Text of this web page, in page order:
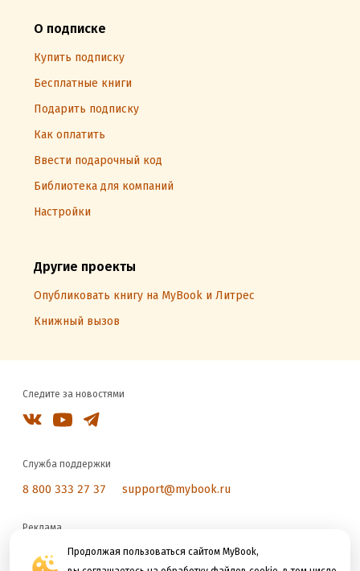
Продолжая пользоваться сайтом MyBook,
О подписке
Купить подписку
Бесплатные книги
Подарить подписку
Как оплатить
Ввести подарочный код
Библиотека для компаний
Настройки
Другие проекты
Опубликовать книгу на MyBook и Литрес
Книжный вызов
Следите за новостями
Служба поддержки
8 800 333 27 37 support@mybook.ru
Реклама
reklama@litres.ru